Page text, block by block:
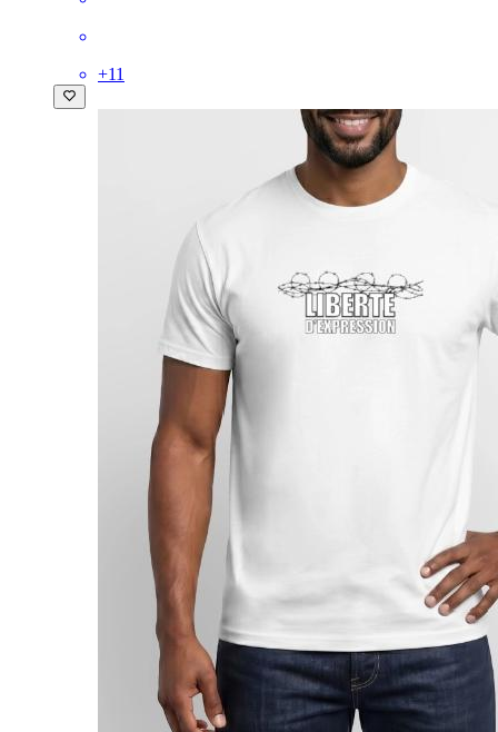
+11